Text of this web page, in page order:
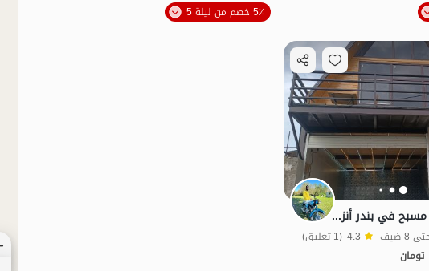
الموقع على الخريطة
5٪ خصم من ليلة 5
شاليه سويسري مع مسبح في بندر أنزلي - بشمن
4.3 (1 تعليق)
تومان